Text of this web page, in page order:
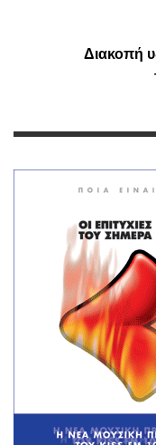
Διακοπή